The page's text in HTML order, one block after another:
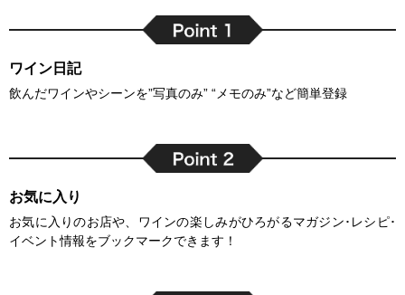
ワイン日記
飲んだワインやシーンを”写真のみ” “メモのみ”など簡単登録
お気に入り
お気に入りのお店や、ワインの楽しみがひろがるマガジン･レシピ･
イベント情報をブックマークできます！